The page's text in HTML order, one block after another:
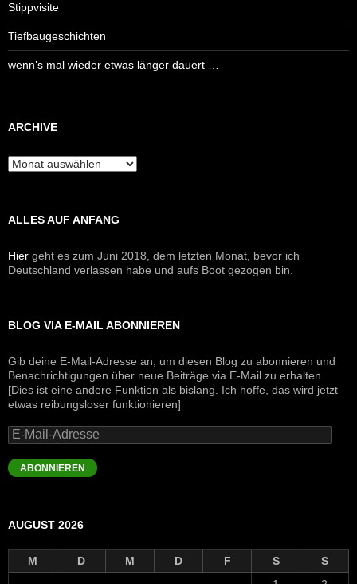
Stippvisite
Tiefbaugeschichten
wenn’s mal wieder etwas länger dauert …
ARCHIVE
Archive
ALLES AUF ANFANG
Hier geht es zum Juni 2018, dem letzten Monat, bevor ich
Deutschland verlassen habe und aufs Boot gezogen bin.
BLOG VIA E-MAIL ABONNIEREN
Gib deine E-Mail-Adresse an, um diesen Blog zu abonnieren und
Benachrichtigungen über neue Beiträge via E-Mail zu erhalten.
[Dies ist eine andere Funktion als bislang. Ich hoffe, das wird jetzt
etwas reibungsloser funktionieren]
E-
Mail-
Adresse
ABONNIEREN
AUGUST 2026
M D M D F S
S